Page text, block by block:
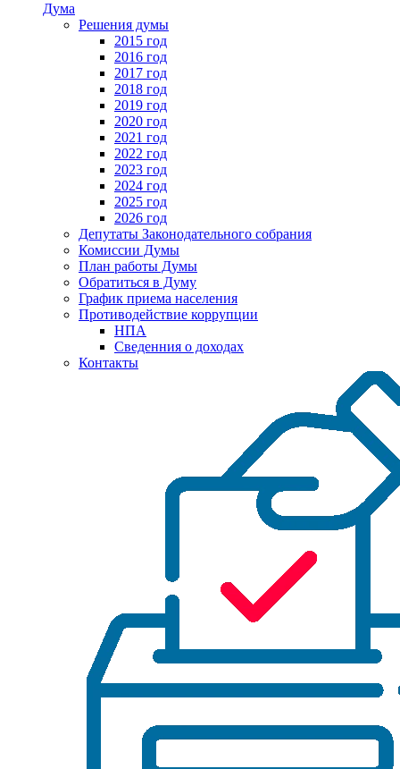
Дума
Решения думы
2015 год
2016 год
2017 год
2018 год
2019 год
2020 год
2021 год
2022 год
2023 год
2024 год
2025 год
2026 год
Депутаты Законодательного собрания
Комиссии Думы
План работы Думы
Обратиться в Думу
График приема населения
Противодействие коррупции
НПА
Сведенния о доходах
Контакты